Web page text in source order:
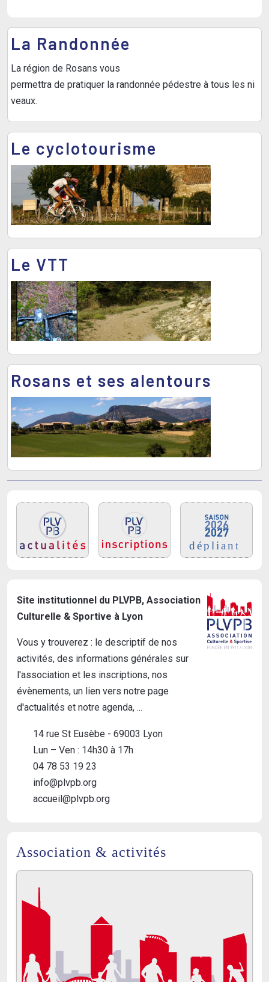
Site institutionnel du PLVPB, Association
Culturelle & Sportive à Lyon
Vous y trouverez : le descriptif de nos
activités, des informations générales sur
l'association et les inscriptions, nos
évènements, un lien vers notre page
d'actualités et notre agenda, ...
14 rue St Eusèbe - 69003 Lyon
Lun – Ven : 14h30 à 17h
04 78 53 19 23
info@plvpb.org
accueil@plvpb.org
Association & activités
La Randonnée
La région de Rosans vous
permettra de pratiquer la randonnée pédestre à tous les ni
veaux.
Le cyclotourisme
Le VTT
Rosans et ses alentours